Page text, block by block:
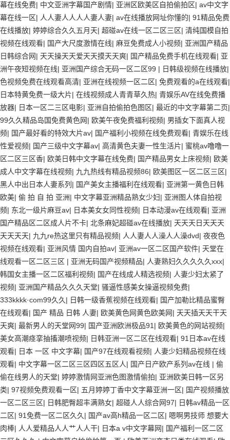
幕在线免费| 中文亚洲字幕国产剧情| 亚洲区欧美区自拍偷拍区| av中文字
幕在线一区| 人人妻人人人人妻人妻| av在线播放网址你懂的| 91精品免费
在线播放| 婷婷综合久久五月天| 超碰av在线一区二区三区| 清纯国模自拍
视频在线观看| 国产大尺度激情在线| 麻豆免费成人小视频| 亚洲国产精品
日韩综合网| 天天操天天爱天天摸天天爽| 国产精品免费手机在线观看| 亚
洲午夜短视频在线| 亚洲国产综合无码一区二区99 | 日韩级视频在线播放|
色视频免费在线观看高清| 亚洲在线视频一区二区| 免费观看的a在线观看|
日本特黄免费一级大片| 在线视频成人青青草久热| 青娱乐AV在线免费播
放器| 日本一区二三区电影| 亚洲自拍偷拍色图区| 最近的中文字幕第二页|
99久久精品岛国免费黄色网| 欧美午夜免费福利视频| 男插女下面真人视
频| 国产最好看的特效大片av| 国产福利小视频在线免费观看| 青娱乐在线
性爱视频| 国产三级中文字幕av| 高清黄色夫妻一性生活片| 蜜桃av噜噜一
区二区三区香| 欧美日韩中文字幕在线免费| 国产精品男女上床视频| 欧美
成人中文字幕在线视频| 九九热线有精品视频86| 欧美图区一区二区三区|
黑人中出日本人妻系列 | 国产美女主播福利在线观看| 亚洲第一黄色日韩
欧美| 偷 拍 自 拍 亚洲| 中文字幕亚洲精品熟女少妇| 亚洲图人体自拍视
频| 东北一级片麻豆av| 日本美女女同性视频| 日本动漫av在线观看| 亚洲
国产精品区二区成人片不卡| 北条麻妃超碰av在线播放| 天天天日天天天
天天天天| 九九re热这里只有精品视频| 人人妻人人澡人人澡dvd| 夜夜色
视频在线观看| 亚洲风情 国内自拍av| 亚洲av一区二区国产软件| 天堂在
线观看一区二区三区 | 亚洲无码国产视频精品| 人妻熟妇久久久久久xxx|
韩国女主播一区二区福利视频| 国产在线成人精选视频| 人妻少妇太紧了
视频| 亚洲国产精品久久久天堂| 骚逼性感美女操逼视频免费|
333kkkk·com99久久 | 日韩一级香蕉视频在线观看| 国产加勒比精品蜜臀
在线观看| 国产 精品 日韩 人妻| 欧美黄色网黄色欧美网| 天天插天天干天
天爽| 最新男人的天堂网99| 国产亚洲欧洲极品91 | 欧美黄色的网站视频|
美女高潮痉挛抽搐潮喷视频| 日韩亚洲一区二区在线观看| 91日本av在线
观看| 日本 一区 中文字幕| 国产97在线观看视频| 人妻少妇精品视频在线
观看| 中文字幕一区二区三区四区五区人| 国产日产欧产系列av在线 | 偷
偷在线男人的天堂| 婷婷激情网亚洲色图激情偷拍| 亚洲欧美日韩一区另
类| 97视频免费观看一区| 五月婷婷丁香中文字幕亚洲一区| 国产视频播放
一区二区三区| 日韩肥臀超丰满熟女| 超碰人人综合网97| 日韩av精品一区
二区| 91免费一区二区久久 | 国产av高h精品一区二区| 嗯啊男技师 想要大
肉棒| 人人爱精品人人艹人人干| 日本a v中文字幕网| 国产福利一区二区